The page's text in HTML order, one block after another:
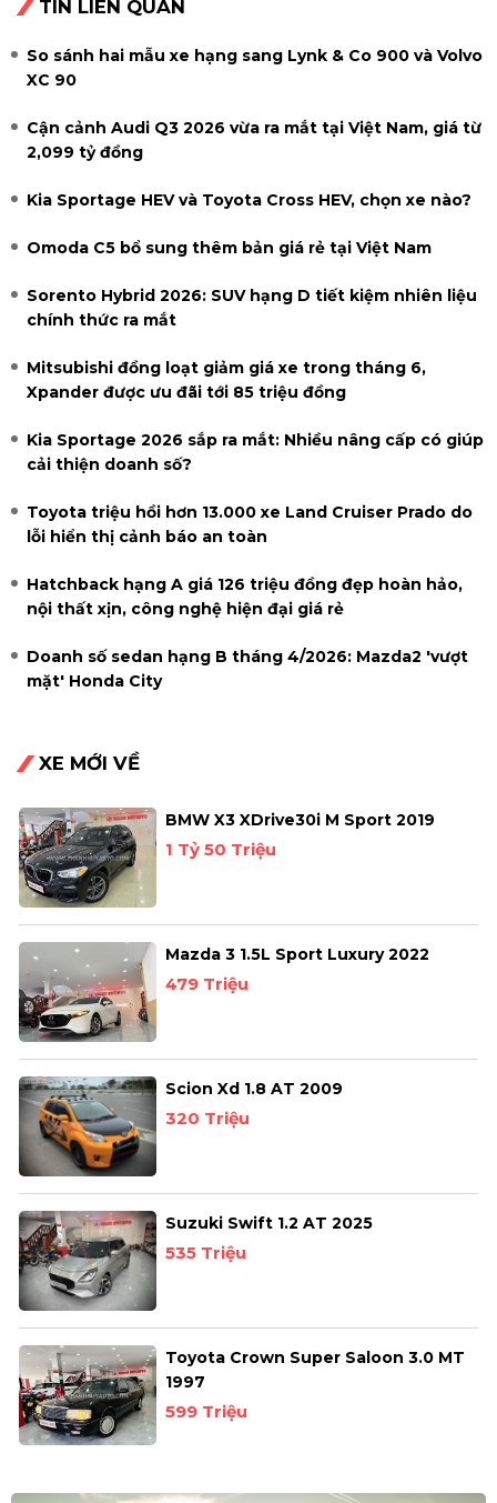
TIN LIÊN QUAN
So sánh hai mẫu xe hạng sang Lynk & Co 900 và Volvo
XC 90
Cận cảnh Audi Q3 2026 vừa ra mắt tại Việt Nam, giá từ
2,099 tỷ đồng
Kia Sportage HEV và Toyota Cross HEV, chọn xe nào?
Omoda C5 bổ sung thêm bản giá rẻ tại Việt Nam
Sorento Hybrid 2026: SUV hạng D tiết kiệm nhiên liệu
chính thức ra mắt
Mitsubishi đồng loạt giảm giá xe trong tháng 6,
Xpander được ưu đãi tới 85 triệu đồng
Kia Sportage 2026 sắp ra mắt: Nhiều nâng cấp có giúp
cải thiện doanh số?
Toyota triệu hồi hơn 13.000 xe Land Cruiser Prado do
lỗi hiển thị cảnh báo an toàn
Hatchback hạng A giá 126 triệu đồng đẹp hoàn hảo,
nội thất xịn, công nghệ hiện đại giá rẻ
Doanh số sedan hạng B tháng 4/2026: Mazda2 'vượt
mặt' Honda City
XE MỚI VỀ
BMW X3 XDrive30i M Sport 2019
1 Tỷ 50 Triệu
Mazda 3 1.5L Sport Luxury 2022
479 Triệu
Scion Xd 1.8 AT 2009
320 Triệu
Suzuki Swift 1.2 AT 2025
535 Triệu
Toyota Crown Super Saloon 3.0 MT
1997
599 Triệu